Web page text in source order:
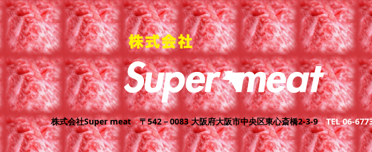
株式会社Super meat 〒542－0083 大阪府大阪市中央区東心斎橋2-3-9 TEL 06-